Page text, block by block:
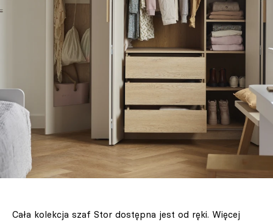
Cała kolekcja szaf Stor dostępna jest od ręki. Więcej